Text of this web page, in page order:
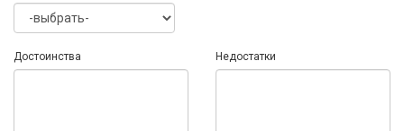
Достоинства Недостатки